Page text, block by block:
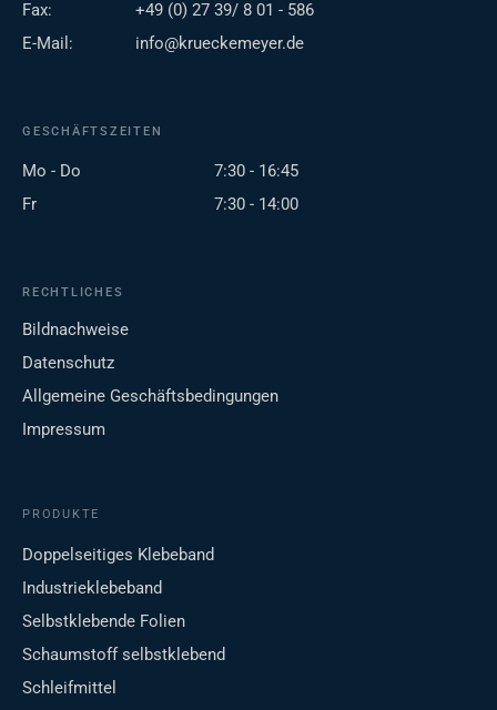
Fax:
+49 (0) 27 39/ 8 01 - 586
E-Mail:
info@krueckemeyer.de
GESCHÄFTSZEITEN
Mo - Do
7:30 - 16:45
Fr
7:30 - 14:00
RECHTLICHES
Bildnachweise
Datenschutz
Allgemeine Geschäftsbedingungen
Impressum
PRODUKTE
Doppelseitiges Klebeband
Industrieklebeband
Selbstklebende Folien
Schaumstoff selbstklebend
Schleifmittel